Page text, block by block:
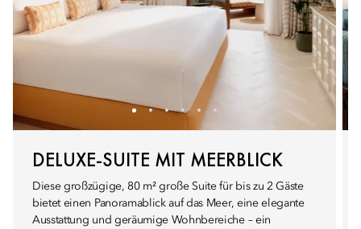
DELUXE-SUITE MIT MEERBLICK
Diese großzügige, 80 m² große Suite für bis zu 2 Gäste
bietet einen Panoramablick auf das Meer, eine elegante
Ausstattung und geräumige Wohnbereiche – ein